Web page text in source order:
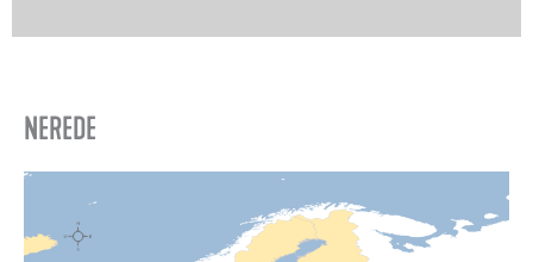
NEREDE